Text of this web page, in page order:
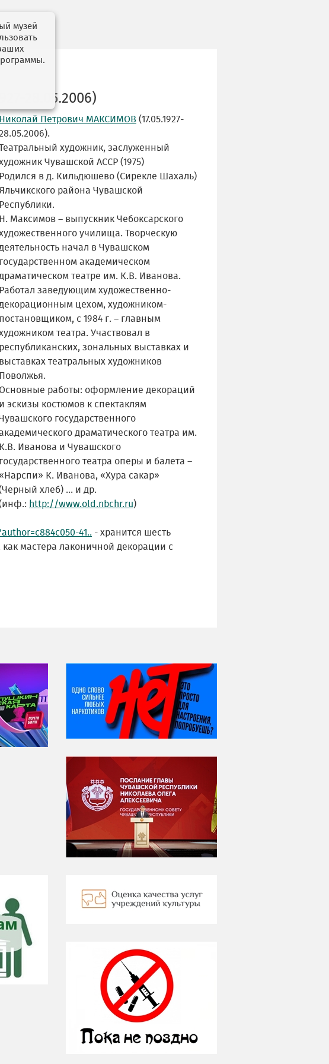
28.05.2006)
Николай Петрович МАКСИМОВ (17.05.1927-
художник, заслуженный
Чувашской АССР (1975)
Родился в д. Кильдюшево (Cирeклe Шaхаль)
Яльчикского района Чувашской
Республики.
Н. Максимов – выпускник Чебоксарского
училища. Творческую
деятельность начал в Чувашском
государственном академическом
драматическом театре им. К.В. Иванова.
Работал заведующим художественно-
декорационным цехом, художником-
постановщиком, с 1984 г. – главным
театра. Участвовал в
республиканских, зональных выставках и
выставках театральных художников
Поволжья.
Основные работы: оформление декораций
и эскизы костюмов к спектаклям
государственного
драматического театра им.
К.В. Иванова и Чувашского
государственного театра оперы и балета –
«Нарспи» К. Иванова, «Хура caкaр»
хлеб) ... и др.
http://www.old.nbchr.ru)
41.. - хранится шесть
мастера лаконичной декорации с
НИ ДНЯ БЕЗ ДАТЫ...
07 августа
Я встретил вас – и
всё былое...
музей